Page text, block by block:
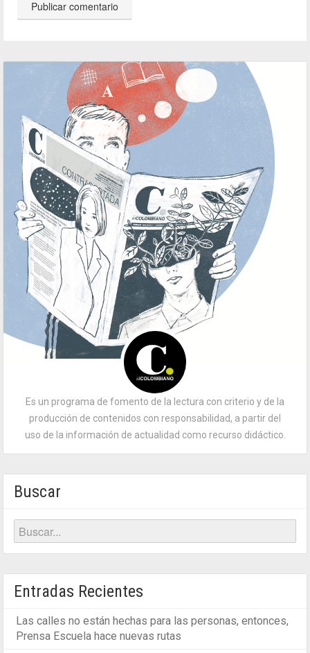
Es un programa de fomento de la lectura con criterio y de la
producción de contenidos con responsabilidad, a partir del
uso de la información de actualidad como recurso didáctico.
Buscar
Entradas Recientes
Las calles no están hechas para las personas, entonces,
Prensa Escuela hace nuevas rutas